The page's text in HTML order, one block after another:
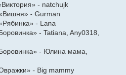
- natchujk
- Gurman
- Lana
- Tatiana, Any0318,
- Юлина мама,
- Big mammy